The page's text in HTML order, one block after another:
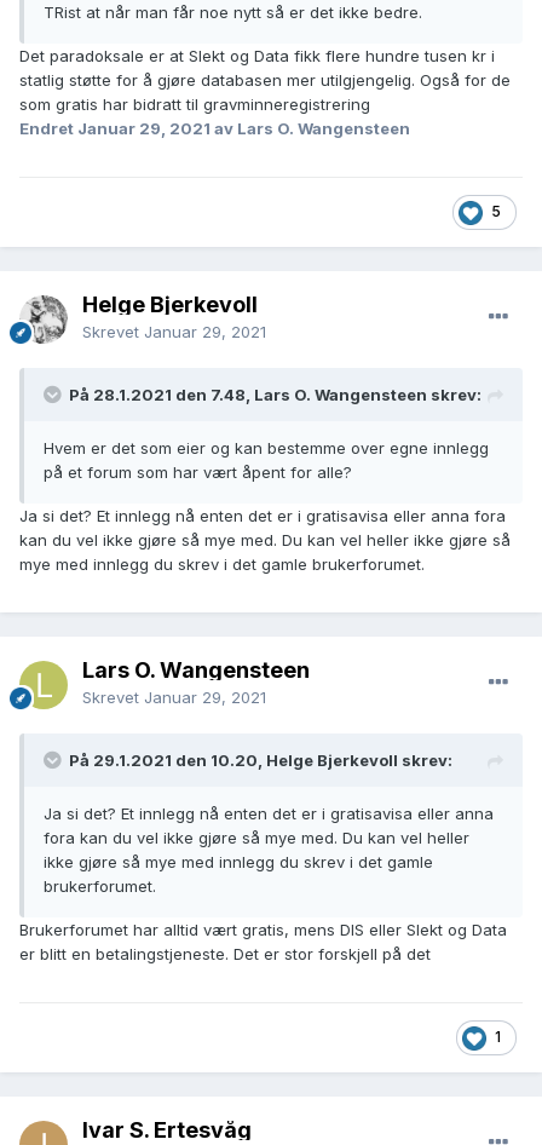
TRist at når man får noe nytt så er det ikke bedre.
Det paradoksale er at Slekt og Data fikk flere hundre tusen kr i
statlig støtte for å gjøre databasen mer utilgjengelig. Også for de
som gratis har bidratt til gravminneregistrering
Endret Januar 29, 2021 av Lars O. Wangensteen
5
Helge Bjerkevoll
Skrevet Januar 29, 2021
På 28.1.2021 den 7.48, Lars O. Wangensteen skrev:
Hvem er det som eier og kan bestemme over egne innlegg
på et forum som har vært åpent for alle?
Ja si det? Et innlegg nå enten det er i gratisavisa eller anna fora
kan du vel ikke gjøre så mye med. Du kan vel heller ikke gjøre så
mye med innlegg du skrev i det gamle brukerforumet.
Lars O. Wangensteen
Skrevet Januar 29, 2021
På 29.1.2021 den 10.20, Helge Bjerkevoll skrev:
Ja si det? Et innlegg nå enten det er i gratisavisa eller anna
fora kan du vel ikke gjøre så mye med. Du kan vel heller
ikke gjøre så mye med innlegg du skrev i det gamle
brukerforumet.
Brukerforumet har alltid vært gratis, mens DIS eller Slekt og Data
er blitt en betalingstjeneste. Det er stor forskjell på det
1
Ivar S. Ertesvåg